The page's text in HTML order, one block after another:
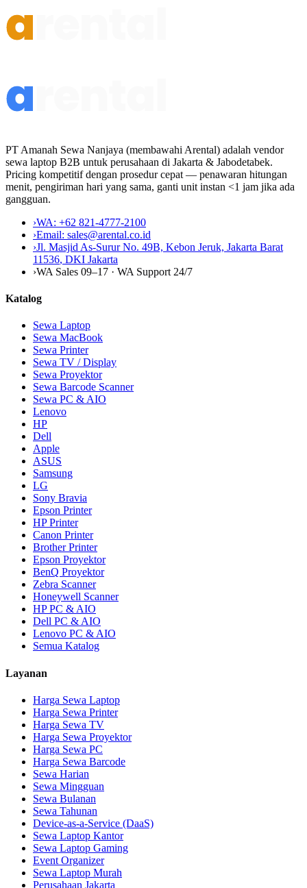
PT Amanah Sewa Nanjaya (membawahi Arental) adalah vendor
sewa laptop B2B untuk perusahaan di Jakarta & Jabodetabek.
Pricing kompetitif dengan prosedur cepat — penawaran hitungan
menit, pengiriman hari yang sama, ganti unit instan <1 jam jika ada
gangguan.
›WA: +62 821-4777-2100
›Email: sales@arental.co.id
›Jl. Masjid As-Surur No. 49B, Kebon Jeruk, Jakarta Barat
11536, DKI Jakarta
›WA Sales 09–17 · WA Support 24/7
Katalog
Sewa Laptop
Sewa MacBook
Sewa Printer
Sewa TV / Display
Sewa Proyektor
Sewa Barcode Scanner
Sewa PC & AIO
Lenovo
HP
Dell
Apple
ASUS
Samsung
LG
Sony Bravia
Epson Printer
HP Printer
Canon Printer
Brother Printer
Epson Proyektor
BenQ Proyektor
Zebra Scanner
Honeywell Scanner
HP PC & AIO
Dell PC & AIO
Lenovo PC & AIO
Semua Katalog
Layanan
Harga Sewa Laptop
Harga Sewa Printer
Harga Sewa TV
Harga Sewa Proyektor
Harga Sewa PC
Harga Sewa Barcode
Sewa Harian
Sewa Mingguan
Sewa Bulanan
Sewa Tahunan
Device-as-a-Service (DaaS)
Sewa Laptop Kantor
Sewa Laptop Gaming
Event Organizer
Sewa Laptop Murah
Perusahaan Jakarta